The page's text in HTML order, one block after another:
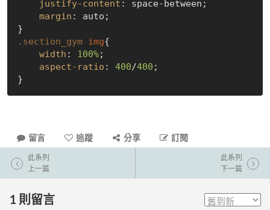
justify-content : space-between;
margin : auto;
.section_gym img{
width : 100%;
aspect-ratio : 400/400 ;
留言 追蹤 分享 訂閱
此系列
上一篇
此系列
下一篇
1 則留言